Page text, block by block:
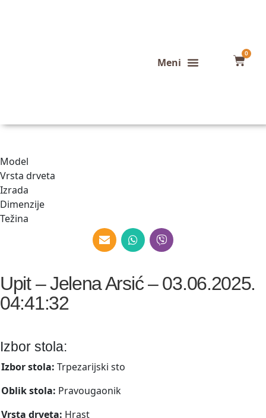
0
Model
Vrsta drveta
Izrada
Dimenzije
Težina
Upit – Jelena Arsić – 03.06.2025.
04:41:32
Izbor stola:
Izbor stola: Trpezarijski sto
Oblik stola: Pravougaonik
Vrsta drveta: Hrast